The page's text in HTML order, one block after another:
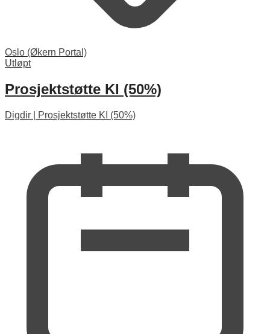
Oslo (Økern Portal)
Utløpt
Prosjektstøtte KI (50%)
Digdir Prosjektstøtte KI (50%)